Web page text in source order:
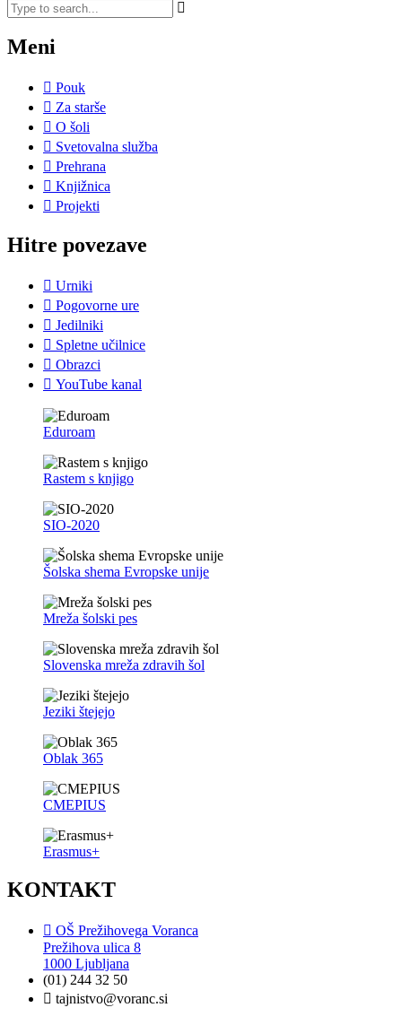
Meni
Pouk
Za starše
O šoli
Svetovalna služba
Prehrana
Knjižnica
Projekti
Hitre povezave
Urniki
Pogovorne ure
Jedilniki
Spletne učilnice
Obrazci
YouTube kanal
Eduroam
Rastem s knjigo
SIO-2020
Šolska shema Evropske unije
Mreža šolski pes
Slovenska mreža zdravih šol
Jeziki štejejo
Oblak 365
CMEPIUS
Erasmus+
KONTAKT
OŠ Prežihovega Voranca
Prežihova ulica 8
1000 Ljubljana
(01) 244 32 50
tajnistvo@voranc.si